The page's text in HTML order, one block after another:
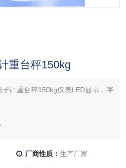
重台秤150kg
子计重台秤150kg仪表LED显示，字
厂商性质： 生产厂家